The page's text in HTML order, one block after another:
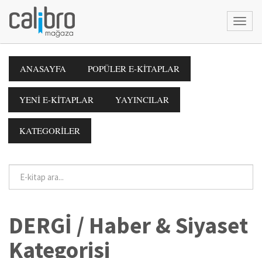
ANASAYFA POPÜLER E-KİTAPLAR
YENİ E-KİTAPLAR YAYINCILAR
KATEGORİLER
DERGİ / Haber & Siyaset
Kategorisi